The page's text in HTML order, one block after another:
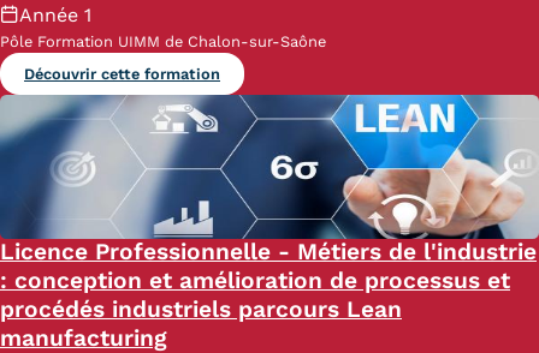
Année 1
Pôle Formation UIMM de Chalon-sur-Saône
Découvrir cette formation
Licence Professionnelle - Métiers de l'industrie
: conception et amélioration de processus et
procédés industriels parcours Lean
manufacturing